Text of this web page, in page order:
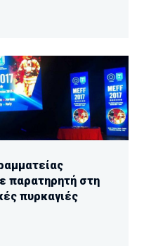
παρατηρητή στη
πυρκαγιές